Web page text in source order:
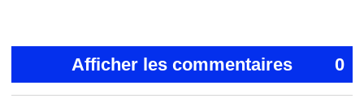
Afficher les commentaires 0